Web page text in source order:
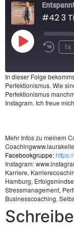
1x
Apple Podcasts
TEILEN
EMBED
In dieser Folge
Perfektionismus. Wie
Perfektionismus
Instagram. Ich freue
Mehr Infos zu meinem
Coaching
Facebookgruppe:
Instagram:
Karriere,
Hamburg,
Stressmanagement,
Businesscoaching,